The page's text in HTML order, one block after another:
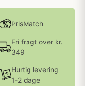
PrisMatch
Fri fragt over kr.
349
Hurtig levering
1-2 dage